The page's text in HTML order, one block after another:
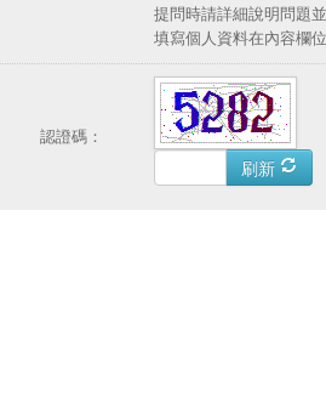
提問時請詳細說明問題
填寫個人資料在內容欄
認證碼：
刷新